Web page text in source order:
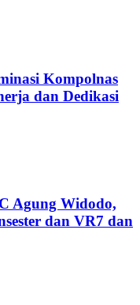
Kompolnas
dan Dedikasi
Agung Widodo,
dan VR7 dan